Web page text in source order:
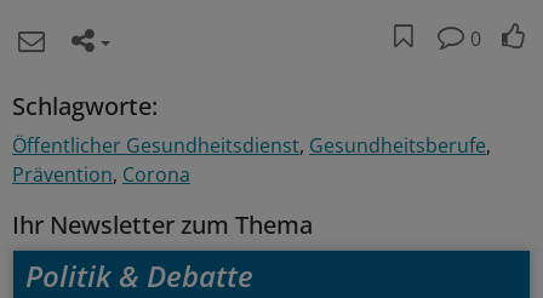
0
Schlagworte:
Öffentlicher Gesundheitsdienst Gesundheitsberufe
Prävention Corona
Ihr Newsletter zum Thema
Politik & Debatte